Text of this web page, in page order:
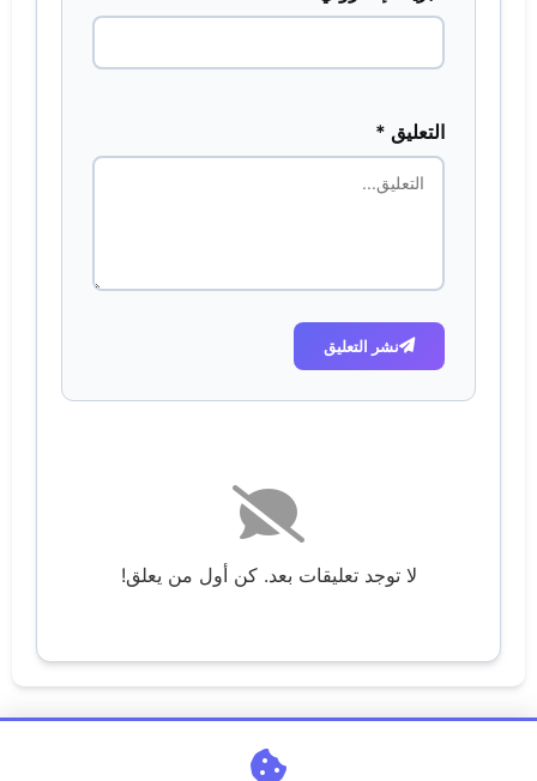
التعليق *
نشر التعليق
لا توجد تعليقات بعد. كن أول من يعلق!